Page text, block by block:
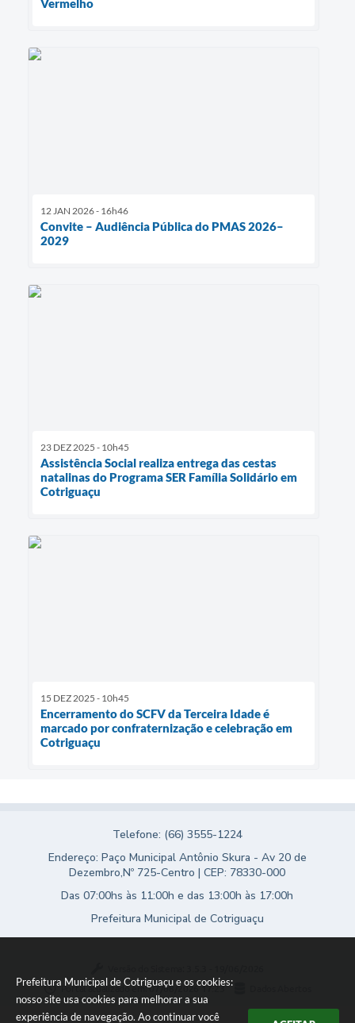
Prefeitura Municipal de Cotriguaçu e os cookies:
nosso site usa cookies para melhorar a sua
experiência de navegação. Ao continuar você
Vermelho
12 JAN 2026 - 16h46
Convite – Audiência Pública do PMAS 2026–
2029
23 DEZ 2025 - 10h45
Assistência Social realiza entrega das cestas
natalinas do Programa SER Família Solidário em
Cotriguaçu
15 DEZ 2025 - 10h45
Encerramento do SCFV da Terceira Idade é
marcado por confraternização e celebração em
Cotriguaçu
Telefone: (66) 3555-1224
Endereço: Paço Municipal Antônio Skura - Av 20 de
Dezembro,Nº 725-Centro | CEP: 78330-000
Das 07:00hs às 11:00h e das 13:00h às 17:00h
Prefeitura Municipal de Cotriguaçu
Portal atualizado em:07/08/2026 17:23